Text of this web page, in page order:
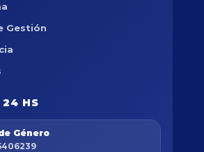
Gestión
24 HS
Género